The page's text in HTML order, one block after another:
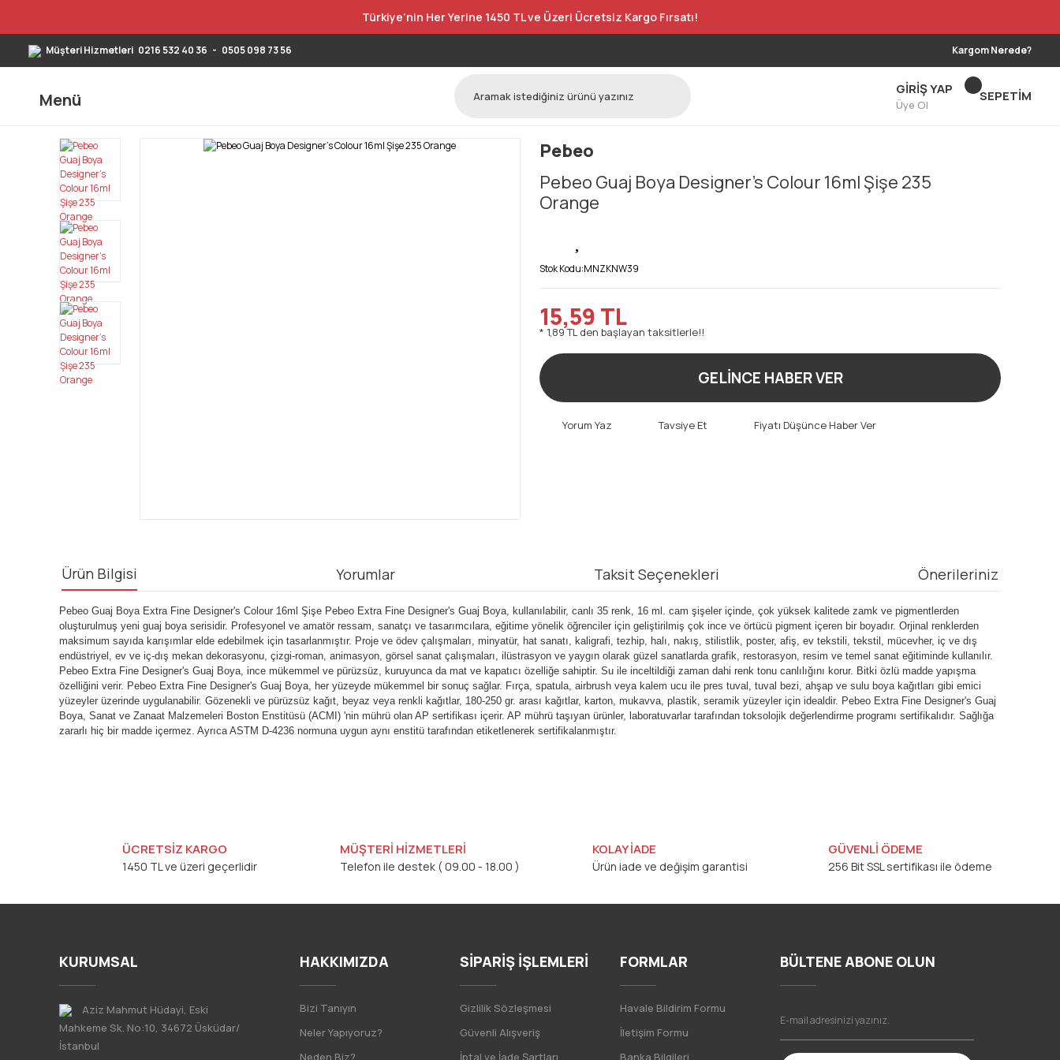
Türkiye’nin Her Yerine 1450 TL ve Üzeri Ücretsiz Kargo Fırsatı!
Müşteri Hizmetleri 0216 532 40 36 - 0505 098 73 56 Kargom Nerede?
Menü
GİRİŞ YAP
Üye Ol
SEPETİM
Pebeo
Pebeo Guaj Boya Designer's Colour 16ml Şişe 235
Orange
Stok Kodu:MNZKNW39
15,59 TL
* 1,89 TL den başlayan taksitlerle!!
GELİNCE HABER VER
Yorum Yaz Tavsiye Et Fiyatı Düşünce Haber Ver
Ürün Bilgisi Yorumlar Taksit Seçenekleri Önerileriniz
Pebeo Guaj Boya Extra Fine Designer's Colour 16ml Şişe Pebeo Extra Fine Designer's Guaj Boya, kullanılabilir, canlı 35 renk, 16 ml. cam şişeler içinde, çok yüksek kalitede zamk ve pigmentlerden
oluşturulmuş yeni guaj boya serisidir. Profesyonel ve amatör ressam, sanatçı ve tasarımcılara, eğitime yönelik öğrenciler için geliştirilmiş çok ince ve örtücü pigment içeren bir boyadır. Orjinal renklerden
maksimum sayıda karışımlar elde edebilmek için tasarlanmıştır. Proje ve ödev çalışmaları, minyatür, hat sanatı, kaligrafi, tezhip, halı, nakış, stilistlik, poster, afiş, ev tekstili, tekstil, mücevher, iç ve dış
endüstriyel, ev ve iç-dış mekan dekorasyonu, çizgi-roman, animasyon, görsel sanat çalışmaları, ilüstrasyon ve yaygın olarak güzel sanatlarda grafik, restorasyon, resim ve temel sanat eğitiminde kullanılır.
Pebeo Extra Fine Designer's Guaj Boya, ince mükemmel ve pürüzsüz, kuruyunca da mat ve kapatıcı özelliğe sahiptir. Su ile inceltildiği zaman dahi renk tonu canlılığını korur. Bitki özlü madde yapışma
özelliğini verir. Pebeo Extra Fine Designer's Guaj Boya, her yüzeyde mükemmel bir sonuç sağlar. Fırça, spatula, airbrush veya kalem ucu ile pres tuval, tuval bezi, ahşap ve sulu boya kağıtları gibi emici
yüzeyler üzerinde uygulanabilir. Gözenekli ve pürüzsüz kağıt, beyaz veya renkli kağıtlar, 180-250 gr. arası kağıtlar, karton, mukavva, plastik, seramik yüzeyler için idealdir. Pebeo Extra Fine Designer's Guaj
Boya, Sanat ve Zanaat Malzemeleri Boston Enstitüsü (ACMI) 'nin mührü olan AP sertifikası içerir. AP mührü taşıyan ürünler, laboratuvarlar tarafından toksolojik değerlendirme programı sertifikalıdır. Sağlığa
zararlı hiç bir madde içermez. Ayrıca ASTM D-4236 normuna uygun aynı enstitü tarafından etiketlenerek sertifikalanmıştır.
Ürün açıklamasında eksik bilgiler bulunuyor.
Ürün bilgilerinde hatalar bulunuyor.
Gönder
ÜCRETSİZ KARGO
1450 TL ve üzeri geçerlidir
MÜŞTERİ HİZMETLERİ
Telefon ile destek ( 09.00 - 18.00 )
KOLAY İADE
Ürün iade ve değişim garantisi
GÜVENLİ ÖDEME
256 Bit SSL sertifikası ile ödeme
KURUMSAL
Aziz Mahmut Hüdayi, Eski
Mahkeme Sk. No:10, 34672 Üsküdar/
İstanbul
HAKKIMIZDA
Bizi Tanıyın
Neler Yapıyoruz?
Neden Biz?
SİPARİŞ İŞLEMLERİ
Gizlilik Sözleşmesi
Güvenli Alışveriş
İptal ve İade Şartları
FORMLAR
Havale Bildirim Formu
İletişim Formu
Banka Bilgileri
BÜLTENE ABONE OLUN